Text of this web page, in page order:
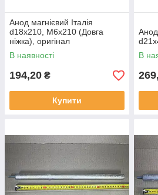
Анод магнієвий Італія
d18x210, M6x210 (Довга
ніжка), оригінал
В наявності
194,20 ₴
Купити
Анод
В